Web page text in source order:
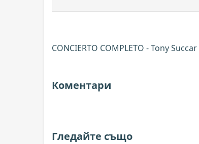
CONCIERTO COMPLETO - Tony Succar
Коментари
Гледайте също